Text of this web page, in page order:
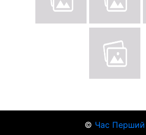
© Час Перший